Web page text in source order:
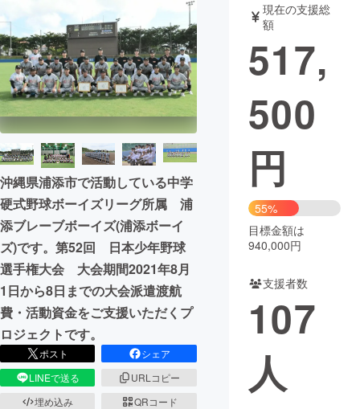
テクノロジー・ガジェット
映像・映画 書籍・雑誌
ビジネス・起業 チャレンジ
まちづくり・地域活性化
CAMPFIRE for Social Good
CAMPFIRE Creation
CAMPFIREふるさと納税
コミュニティ
沖縄県浦添市で活動している中学
硬式野球ボーイズリーグ所属 浦
添ブレーブボーイズ(浦添ボーイ
ズ)です。第52回 日本少年野球
選手権大会 大会期間2021年8月
1日から8日までの大会派遣渡航
費・活動資金をご支援いただくプ
ロジェクトです。
ポスト
シェア
LINEで送る
URLコピー
埋め込み
QRコード
現在の支援総
額
517,
500
円
55%
目標金額は
940,000円
支援者数
107
人